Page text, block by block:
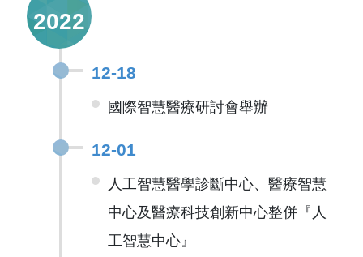
2022
12-18
國際智慧醫療研討會舉辦
12-01
人工智慧醫學診斷中心、醫療智慧
中心及醫療科技創新中心整併『人
工智慧中心』